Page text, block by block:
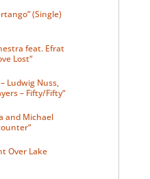
(Single)
feat. Efrat
Lost“
Ludwig Nuss,
– Fifty/Fifty“
and Michael
Over Lake